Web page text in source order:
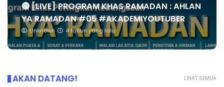
🔴 [LIVE] PROGRAM KHAS RAMADAN : AHLAN
YA RAMADAN #05 #AKADEMIYOUTUBER
Unknown 4 tahun yang lalu
LIHAT SEMUA
AKAN DATANG!